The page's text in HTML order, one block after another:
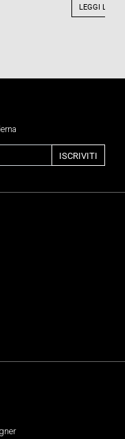
LEGGI
ISCRIVITI